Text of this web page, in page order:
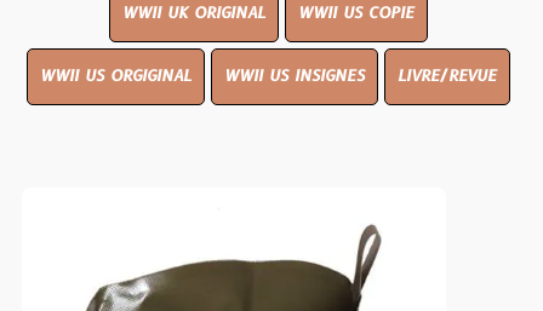
WWII UK ORIGINAL WWII US COPIE
WWII US ORGIGINAL WWII US INSIGNES LIVRE/REVUE